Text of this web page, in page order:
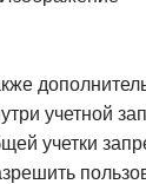
учетной
учетки